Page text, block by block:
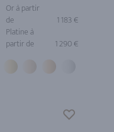
Or à partir
de
1 183 €
Platine à
partir de
1 290 €